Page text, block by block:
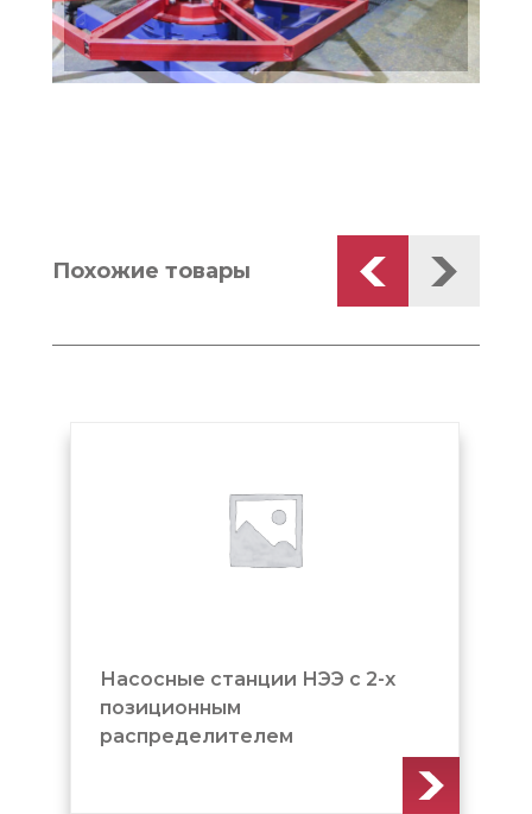
Похожие товары
Насосные станции НЭЭ с 2-х
позиционным
распределителем